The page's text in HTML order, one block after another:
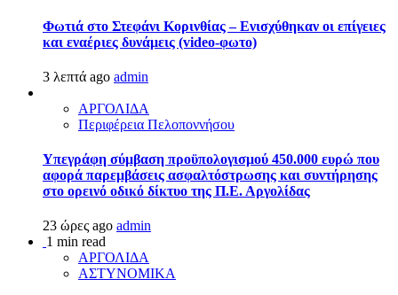
Φωτιά στο Στεφάνι Κορινθίας – Ενισχύθηκαν οι επίγειες
και εναέριες δυνάμεις (video-φωτο)
3 λεπτά ago admin
ΑΡΓΟΛΙΔΑ
Περιφέρεια Πελοποννήσου
Υπεγράφη σύμβαση προϋπολογισμού 450.000 ευρώ που
αφορά παρεμβάσεις ασφαλτόστρωσης και συντήρησης
στο ορεινό οδικό δίκτυο της Π.Ε. Αργολίδας
23 ώρες ago admin
1 min read
ΑΡΓΟΛΙΔΑ
ΑΣΤΥΝΟΜΙΚΑ